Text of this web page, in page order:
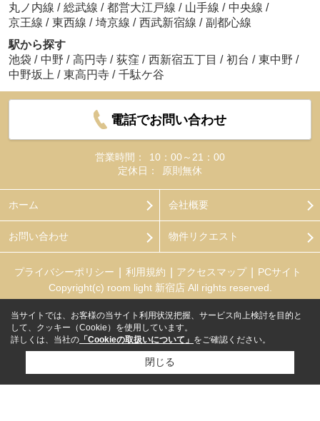
丸ノ内線 / 総武線 / 都営大江戸線 / 山手線 / 中央線 /
京王線 / 東西線 / 埼京線 / 西武新宿線 / 副都心線
駅から探す
池袋 / 中野 / 高円寺 / 荻窪 / 西新宿五丁目 / 初台 / 東中野 /
中野坂上 / 東高円寺 / 千駄ケ谷
電話でお問い合わせ
営業時間：
10：00～21：00
定休日：
原則無休
ホーム 会社概要
お問い合わせ 物件リクエスト
プライバシーポリシー 利用規約 アクセスマップ
PCサイト
Copyright(c) room light 新宿店 All rights reserved.
当サイトでは、お客様の当サイト利用状況把握、サービス向上検討を目的と
して、クッキー（Cookie）を使用しています。
詳しくは、当社の 「Cookieの取扱いについて」 をご確認ください。
閉じる